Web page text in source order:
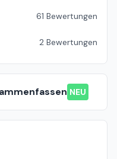
61 Bewertungen
2 Bewertungen
NEU